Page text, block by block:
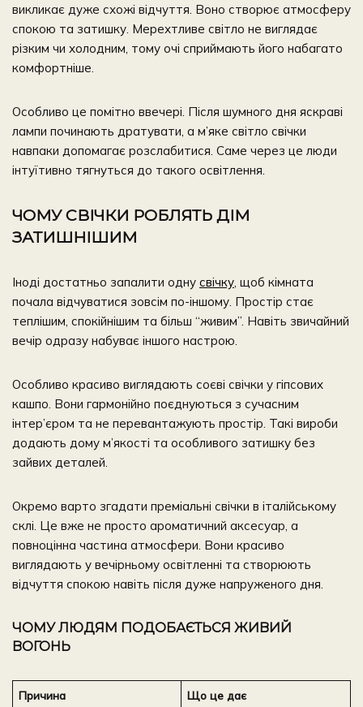
викликає дуже схожі відчуття. Воно створює атмосферу
спокою та затишку. Мерехтливе світло не виглядає
різким чи холодним, тому очі сприймають його набагато
комфортніше.
Особливо це помітно ввечері. Після шумного дня яскраві
лампи починають дратувати, а м’яке світло свічки
навпаки допомагає розслабитися. Саме через це люди
інтуїтивно тягнуться до такого освітлення.
ЧОМУ СВІЧКИ РОБЛЯТЬ ДІМ
ЗАТИШНІШИМ
Іноді достатньо запалити одну свічку , щоб кімната
почала відчуватися зовсім по-іншому. Простір стає
теплішим, спокійнішим та більш “живим”. Навіть звичайний
вечір одразу набуває іншого настрою.
Особливо красиво виглядають соєві свічки у гіпсових
кашпо. Вони гармонійно поєднуються з сучасним
інтер’єром та не перевантажують простір. Такі вироби
додають дому м’якості та особливого затишку без
зайвих деталей.
Окремо варто згадати преміальні свічки в італійському
склі. Це вже не просто ароматичний аксесуар, а
повноцінна частина атмосфери. Вони красиво
виглядають у вечірньому освітленні та створюють
відчуття спокою навіть після дуже напруженого дня.
ЧОМУ ЛЮДЯМ ПОДОБАЄТЬСЯ ЖИВИЙ
ВОГОНЬ
Причина Що це дає